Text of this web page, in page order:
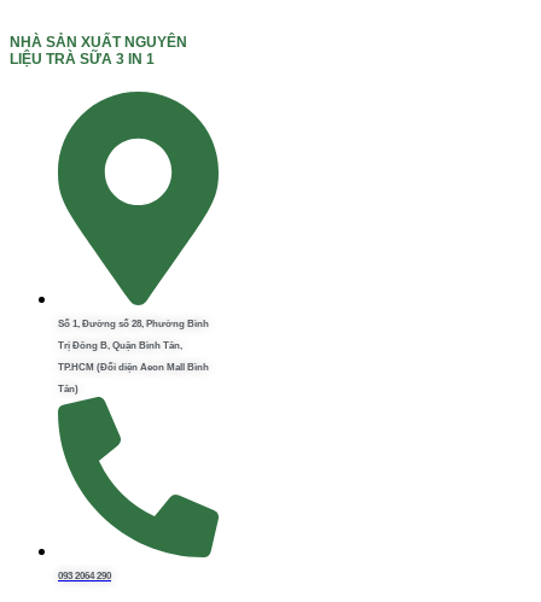
NHÀ SẢN XUẤT NGUYÊN
LIỆU TRÀ SỮA 3 IN 1
Số 1, Đường số 28, Phường Bình
Trị Đông B, Quận Bình Tân,
TP.HCM (Đối diện Aeon Mall Bình
Tân)
093 2064 290